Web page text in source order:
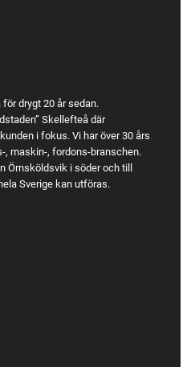
drygt 20 år sedan.
Skellefteå där
i fokus. Vi har över 30 års
, maskin-, fordons-branschen.
Örnsköldsvik i söder och till
Sverige kan utföras.